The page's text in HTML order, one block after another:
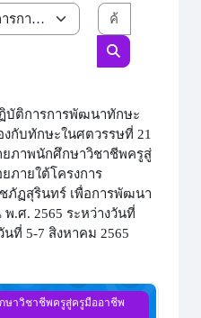
ค้นหารายวิชา
บัติการการพัฒนาทักษะ
กับทักษะในศตวรรษที่ 21
ยภาพนักศึกษาวิชาชีพครูสู่
ภายใต้โครงการ
ภัฏสุรินทร์ เพื่อการพัฒนา
.ศ. 2565 ระหว่างวันที่
นที่ 5-7 สิงหาคม 2565
ามสามารถทั่วไป (ปี 2565)
ษาวิชาชีพครูสู่ครูมืออาชีพ